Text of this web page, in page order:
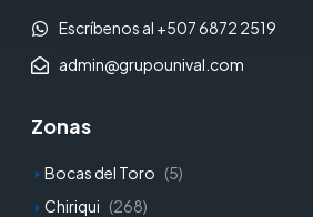
Escríbenos al +507 6872 2519
admin@grupounival.com
Zonas
Bocas del Toro (5)
Chiriqui (268)